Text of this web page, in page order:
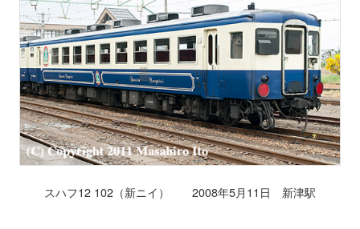
スハフ12 102（新ニイ） 2008年5月11日 新津駅